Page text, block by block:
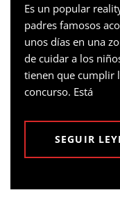
Es un popular
padres famosos
unos días en una
de cuidar a los
tienen que cumplir
concurso. Está
SEGUIR